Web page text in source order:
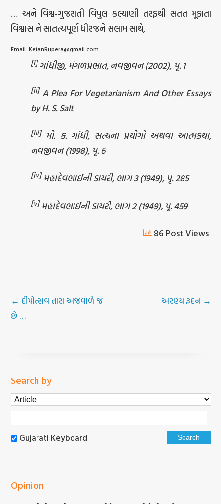
… અને વિશ્વ-ગુજરાતી વિપુલ કલ્યાણી તરફથી સતત મૂકાતા
વિશ્વાસ ને સાતત્યપૂર્ણ ધીરજને સલામ સાથે,
Email: KetanRupera@gmail.com
[i]ગાંધીજી, મંગળપ્રભાત, નવજીવન (2002), પૃ. 1
[ii]A Plea For Vegetarianism And Other Essays
by H. S. Salt
[iii]મો. ક. ગાંધી, સત્યના પ્રયોગો અથવા આત્મકથા,
નવજીવન (1998), પૃ. ६
[iv]મહાદેવભાઈની ડાયરી, ભાગ 3 (1949), પૃ. 285
[v]મહાદેવભાઈની ડાયરી, ભાગ 2 (1949), પૃ. 459
86 Post Views
← દીપોત્સવ તારા અજવાળે જ
છે …
અરણ્ય રૂદન →
Search by
Gujarati Keyboard
Opinion